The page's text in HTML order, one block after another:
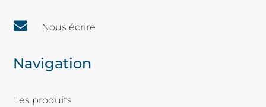
 Nous écrire
Navigation
Les produits